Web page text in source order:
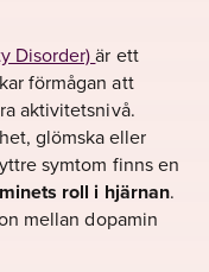
Disorder)är ett
förmågan att
aktivitetsnivå.
glömska eller
symtom finns en
roll i hjärnan.
mellan dopamin